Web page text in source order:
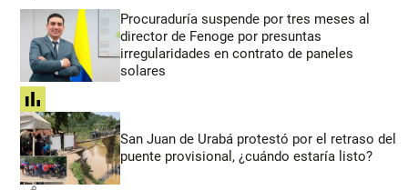
Procuraduría suspende por tres meses al
director de Fenoge por presuntas
irregularidades en contrato de paneles
solares
share
San Juan de Urabá protestó por el retraso del
puente provisional, ¿cuándo estaría listo?